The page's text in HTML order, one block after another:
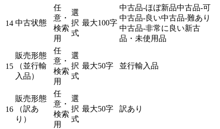
14 中古状態
任
意・
検索
用
選
択
式
最大100字
中古品-ほぼ新品中古品-可
中古品-良い中古品-難あり
中古品-非常に良い新古
品・未使用品
15
販売形態
（並行輸
入品）
任
意・
検索
用
選
択
式
最大50字 並行輸入品
16
販売形態
（訳あ
り）
任
意・
検索
用
選
択
式
最大50字 訳あり